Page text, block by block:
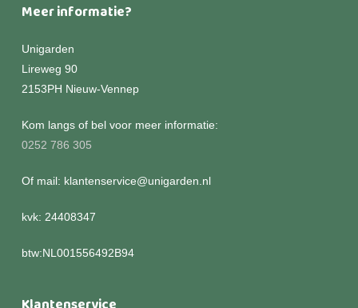
Meer informatie?
Unigarden
Lireweg 90
2153PH Nieuw-Vennep
Kom langs of bel voor meer informatie:
0252 786 305
Of mail: klantenservice@unigarden.nl
kvk: 24408347
btw:NL001556492B94